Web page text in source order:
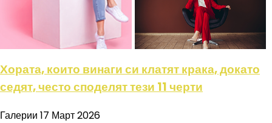
Хората, които винаги си клатят крака, докато
седят, често споделят тези 11 черти
Галерии 17 Март 2026